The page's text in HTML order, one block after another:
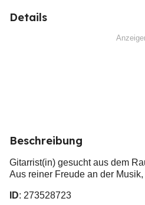
Details
Beschreibung
Gitarrist(in) gesucht aus dem
Aus reiner Freude an der
ID: 273528723